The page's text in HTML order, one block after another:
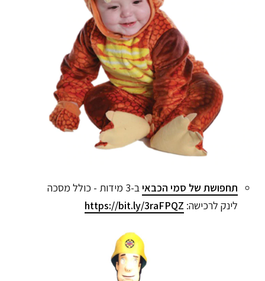
תחפושת של סמי הכבאיב-3 מידות - כולל מסכה
לינק לרכישה: https://bit.ly/3raFPQZ